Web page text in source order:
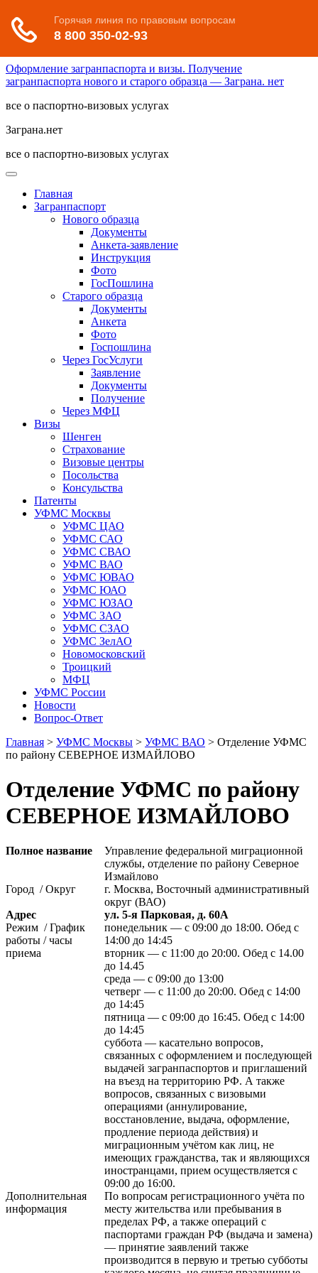
Оформление загранпаспорта и визы. Получение
загранпаспорта нового и старого образца — Заграна. нет
все о паспортно-визовых услугах
Заграна.нет
все о паспортно-визовых услугах
Главная
Загранпаспорт
Нового образца
Документы
Анкета-заявление
Инструкция
Фото
ГосПошлина
Старого образца
Документы
Анкета
Фото
Госпошлина
Через ГосУслуги
Заявление
Документы
Получение
Через МФЦ
Визы
Шенген
Страхование
Визовые центры
Посольства
Консульства
Патенты
УФМС Москвы
УФМС ЦАО
УФМС САО
УФМС СВАО
УФМС ВАО
УФМС ЮВАО
УФМС ЮАО
УФМС ЮЗАО
УФМС ЗАО
УФМС СЗАО
УФМС ЗелАО
Новомосковский
Троицкий
МФЦ
УФМС России
Новости
Вопрос-Ответ
Главная > УФМС Москвы > УФМС ВАО > Отделение УФМС
по району СЕВЕРНОЕ ИЗМАЙЛОВО
Отделение УФМС по району
СЕВЕРНОЕ ИЗМАЙЛОВО
Полное название
Управление федеральной миграционной
службы, отделение по району Северное
Измайлово
Город / Округ
г. Москва, Восточный административный
округ (ВАО)
Адрес
ул. 5-я Парковая, д. 60А
Режим / График
работы / часы
приема
понедельник — с 09:00 до 18:00. Обед с
14:00 до 14:45
вторник — с 11:00 до 20:00. Обед с 14.00
до 14.45
среда — с 09:00 до 13:00
четверг — с 11:00 до 20:00. Обед с 14:00
до 14:45
пятница — с 09:00 до 16:45. Обед с 14:00
до 14:45
суббота — касательно вопросов,
связанных с оформлением и последующей
выдачей загранпаспортов и приглашений
на въезд на территорию РФ. А также
вопросов, связанных с визовыми
операциями (аннулирование,
восстановление, выдача, оформление,
продление периода действия) и
миграционным учётом как лиц, не
имеющих гражданства, так и являющихся
иностранцами, прием осуществляется с
09:00 до 16:00.
Дополнительная
информация
По вопросам регистрационного учёта по
месту жительства или пребывания в
пределах РФ, а также операций с
паспортами граждан РФ (выдача и замена)
— принятие заявлений также
производится в первую и третью субботы